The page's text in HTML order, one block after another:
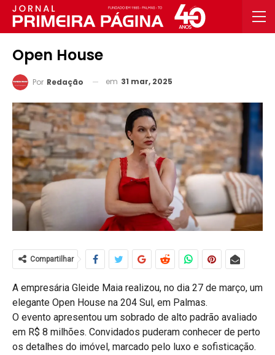
Open House
Por Redação em 31 mar, 2025
Compartilhar
A empresária Gleide Maia realizou, no dia 27 de março, um
elegante Open House na 204 Sul, em Palmas.
O evento apresentou um sobrado de alto padrão avaliado
em R$ 8 milhões. Convidados puderam conhecer de perto
os detalhes do imóvel, marcado pelo luxo e sofisticação.